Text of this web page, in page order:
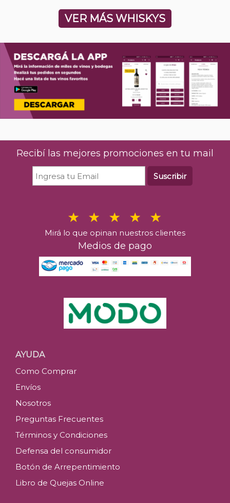
VER MÁS WHISKYS
Recibí las mejores promociones en tu mail
Suscribir
Mirá lo que opinan nuestros clientes
Medios de pago
AYUDA
Como Comprar
Envíos
Nosotros
Preguntas Frecuentes
Términos y Condiciones
Defensa del consumidor
Botón de Arrepentimiento
Libro de Quejas Online